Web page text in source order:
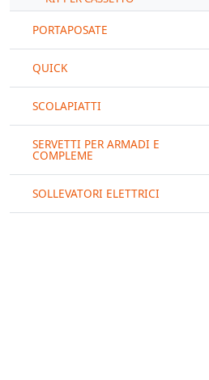
PORTAPOSATE
QUICK
SCOLAPIATTI
SERVETTI PER ARMADI E
COMPLEME
SOLLEVATORI ELETTRICI